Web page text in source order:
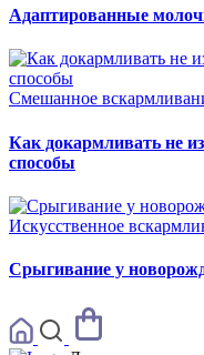
Адаптированные
Смешанное
Как докармливать не
способы
Искусственное
Срыгивание у